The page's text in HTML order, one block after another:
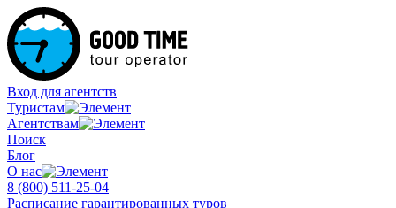
Вход для агентств
Туристам
Агентствам
Поиск
Блог
О нас
8 (800) 511-25-04
Расписание гарантированных туров